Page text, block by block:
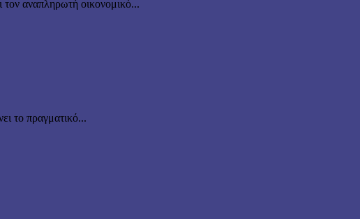
αναπληρωτή οικονομικό...
το πραγματικό...